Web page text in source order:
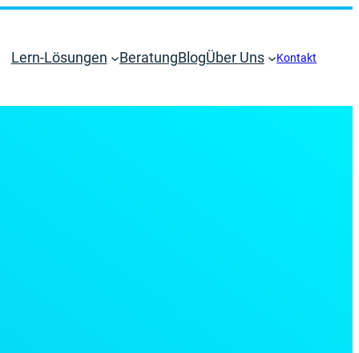
Lern-Lösungen BeratungBlogÜber Uns Kontakt